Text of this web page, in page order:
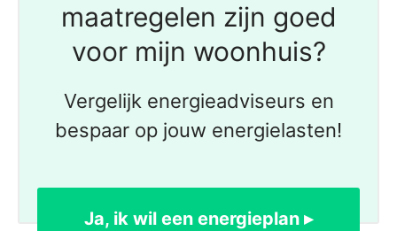
maatregelen zijn goed
voor mijn woonhuis?
Vergelijk energieadviseurs en
bespaar op jouw energielasten!
Ja, ik wil een energieplan ▸